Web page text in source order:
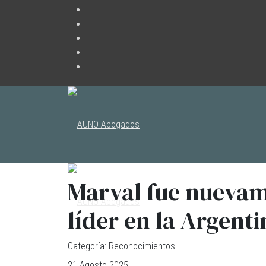
Marval fue
líder en la
Categoría: Reconocimientos